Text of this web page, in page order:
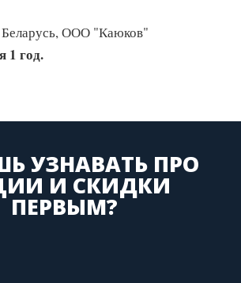
Беларусь, ООО "Каюков"
1 год.
УЗНАВАТЬ ПРО
И СКИДКИ
ПЕРВЫМ?